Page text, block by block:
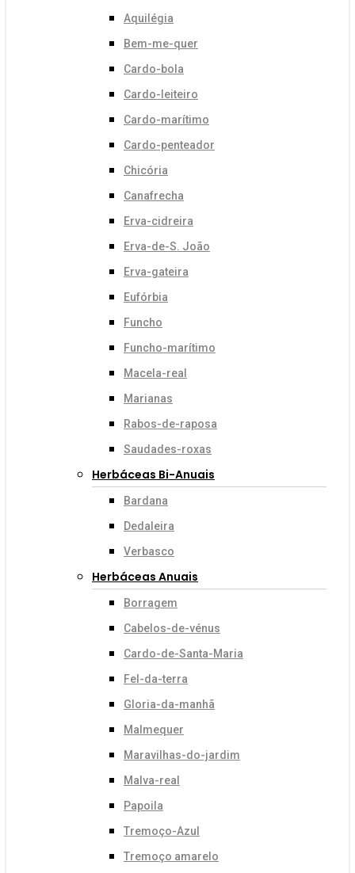
Aquilégia
Bem-me-quer
Cardo-bola
Cardo-leiteiro
Cardo-marítimo
Cardo-penteador
Chicória
Canafrecha
Erva-cidreira
Erva-de-S. João
Erva-gateira
Eufórbia
Funcho
Funcho-marítimo
Macela-real
Marianas
Rabos-de-raposa
Saudades-roxas
Herbáceas Bi-Anuais
Bardana
Dedaleira
Verbasco
Herbáceas Anuais
Borragem
Cabelos-de-vénus
Cardo-de-Santa-Maria
Fel-da-terra
Gloria-da-manhã
Malmequer
Maravilhas-do-jardim
Malva-real
Papoila
Tremoço-Azul
Tremoço amarelo